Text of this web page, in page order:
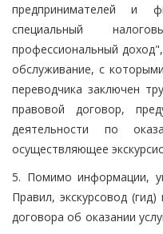
предпринимателей и
специальный
профессиональный
обслуживание, с
переводчика заключен
правовой договор,
деятельности по
осуществляющее
5. Помимо информации,
Правил, экскурсовод
договора об оказании